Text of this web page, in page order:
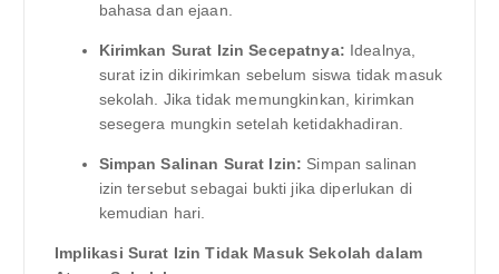
bahasa dan ejaan.
Kirimkan Surat Izin Secepatnya: Idealnya,
surat izin dikirimkan sebelum siswa tidak masuk
sekolah. Jika tidak memungkinkan, kirimkan
sesegera mungkin setelah ketidakhadiran.
Simpan Salinan Surat Izin: Simpan salinan
izin tersebut sebagai bukti jika diperlukan di
kemudian hari.
Implikasi Surat Izin Tidak Masuk Sekolah dalam